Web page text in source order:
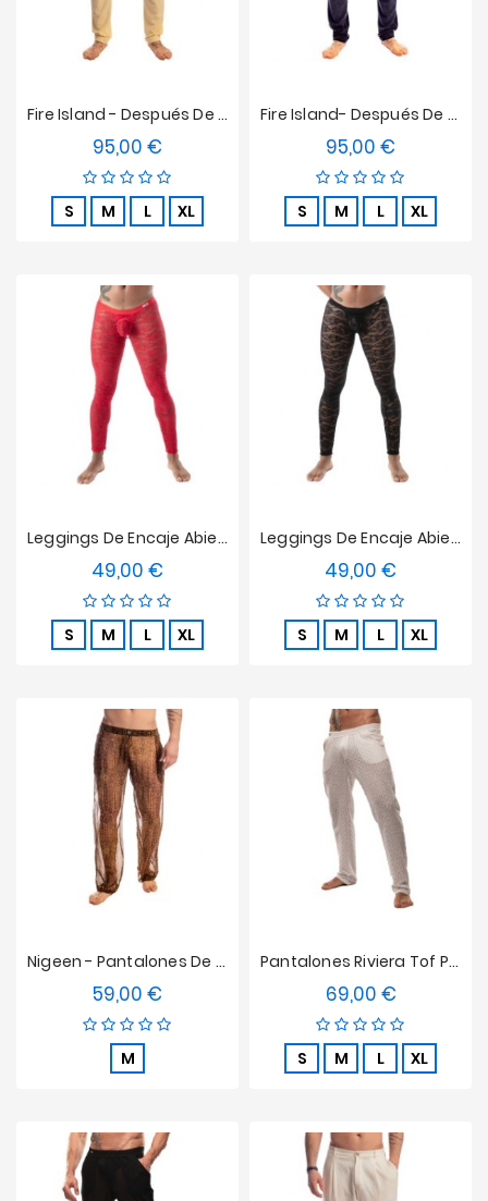
Fire Island - Después De Los Pantalones Del Gimnasio L'homme Invisible Light Lemon
95,00 €
S M L XL
Fire Island- Después De Gym Lounge Pantalones L'homme Marine Invisible
95,00 €
S M L XL
Leggings De Encaje Abierto Fluid Tof Paris - Rojo
49,00 €
S M L XL
Leggings De Encaje Abierto Fluid Tof Paris - Negro
49,00 €
S M L XL
Nigeen - Pantalones De Salón
59,00 €
M
Pantalones Riviera Tof Paris - Blanco
69,00 €Precio
S M L XL